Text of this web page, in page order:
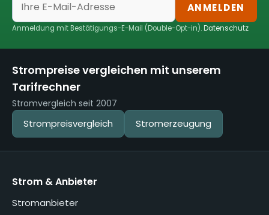
ANMELDEN
Anmeldung mit Bestätigungs-E-Mail (Double-Opt-in).Datenschutz
Strompreise vergleichen mit unserem
Tarifrechner
Stromvergleich seit 2007
Strompreisvergleich Stromerzeugung
Strom & Anbieter
Stromanbieter